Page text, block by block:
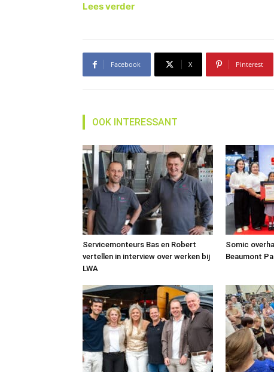
Lees verder
Facebook X Pinterest
OOK INTERESSANT
Servicemonteurs Bas en Robert
vertellen in interview over werken bij
LWA
Somic
Beaumont